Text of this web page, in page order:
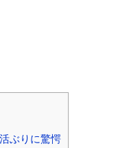
ぶりに驚愕